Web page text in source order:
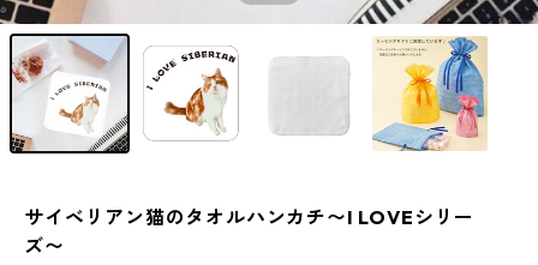
サイベリアン猫のタオルハンカチ〜I LOVEシリー
ズ〜